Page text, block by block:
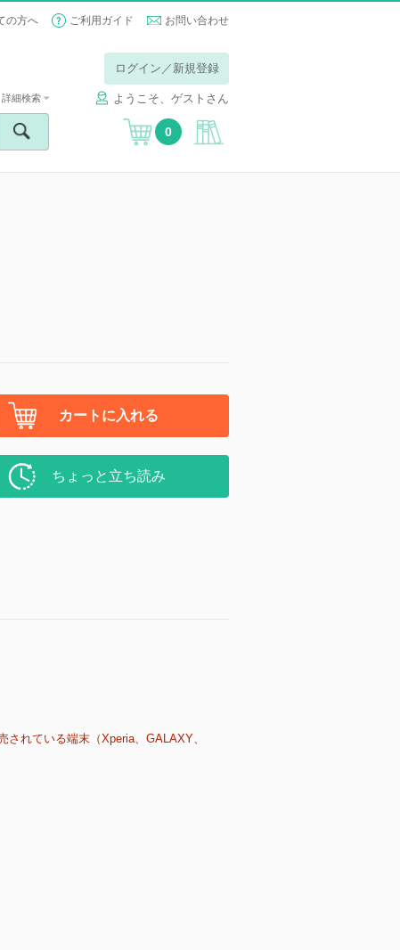
の方へ ご利用ガイド お問い合わせ
ログイン／新規登録
ようこそ、ゲストさん
詳細検索
0
カートに入れる
ちょっと立ち読み
れている端末（Xperia、GALAXY、